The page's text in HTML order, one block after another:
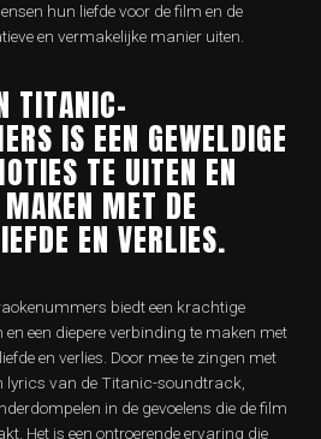
hun liefde voor de film en de
en vermakelijke manier uiten.
TITANIC-
IS EEN GEWELDIGE
TE UITEN EN
MET DE
EN VERLIES.
biedt een krachtige
een diepere verbinding te maken met
en verlies. Door mee te zingen met
lyrics van de Titanic-soundtrack,
in de gevoelens die de film
Het is een ontroerende ervaring die